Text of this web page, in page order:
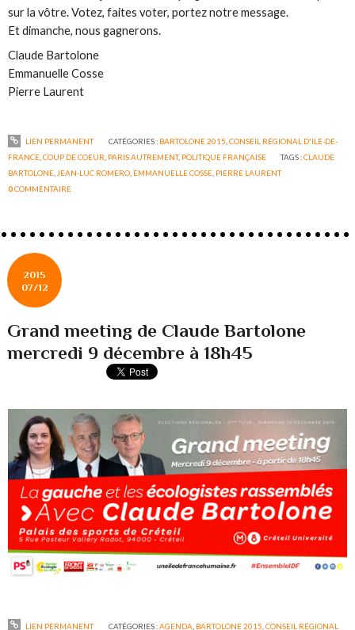
sur la vôtre. Votez, faites voter, portez notre message.
Et dimanche, nous gagnerons.
Claude Bartolone
Emmanuelle Cosse
Pierre Laurent
LIEN PERMANENT CATÉGORIES : BARTOLONE 2015 CONSEIL RÉGIONAL D'ILE-DE-
FRANCE ,COUP DE COEUR PARIS AUTREMENT, POLITIQUE FRANÇAISE TAGS :CLAUDE
BARTOLONE JEAN-LUC ROMERO EMMANUELLE COSSE PIERRE LAURENT
0COMMENTAIRE
2015
07/12
Grand meeting de Claude Bartolone
mercredi 9 décembre à 18h45
LIEN PERMANENT CATÉGORIES :AGENDA BARTOLONE 2015 CONSEIL RÉGIONAL